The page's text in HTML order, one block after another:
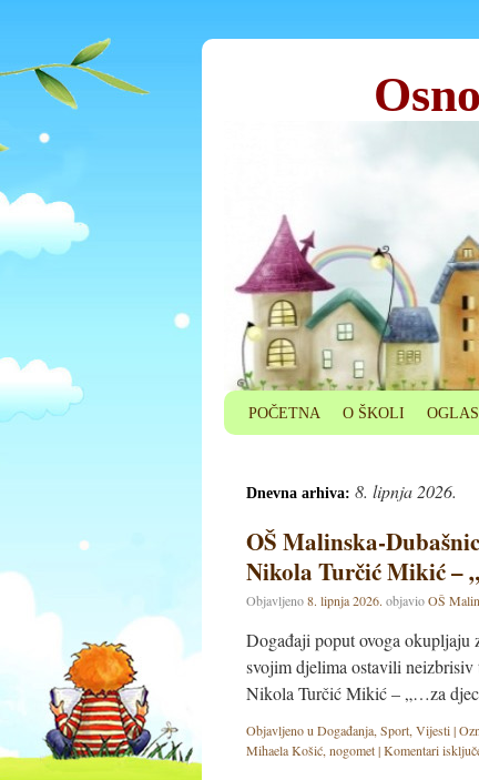
POČETNA O ŠKOLI
Dnevna arhiva: 8. lipnja 2026.
OŠ Malinska-
Nikola Turčić Mikić –
Objavljeno8. lipnja 2026. objavioOŠ
Događaji poput ovoga okupljaju
svojim djelima ostavili
Nikola Turčić Mikić – „…za
Objavljeno u Događanja, Sport, Vijesti|
Mihaela Košić, nogomet|Komentari